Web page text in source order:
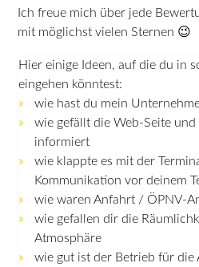
Ich freue mich über jede
mit möglichst vielen Sternen 😉
Hier einige Ideen, auf die du in
eingehen könntest:
wie hast du mein
wie gefällt die Web-Seite
informiert
wie klappte es mit der
Kommunikation vor deinem
wie waren Anfahrt / ÖPNV-
wie gefallen dir die
Atmosphäre
wie gut ist der Betrieb für die